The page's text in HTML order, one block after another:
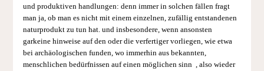
und produktiven handlungen: denn immer in solchen fällen fragt
man ja, ob man es nicht mit einem einzelnen, zufällig entstandenen
naturprodukt zu tun hat. und insbesondere, wenn ansonsten
garkeine hinweise auf den oder die verfertiger vorliegen, wie etwa
bei archäologischen funden, wo immerhin aus bekannten,
menschlichen bedürfnissen auf einen möglichen sinn , also wieder